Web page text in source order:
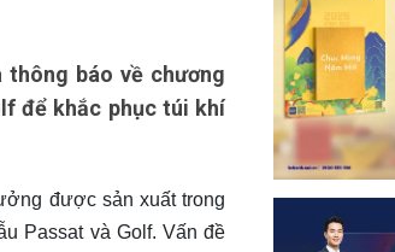
báo về chương
để khắc phục túi khí
được sản xuất trong
Passat và Golf. Vấn đề